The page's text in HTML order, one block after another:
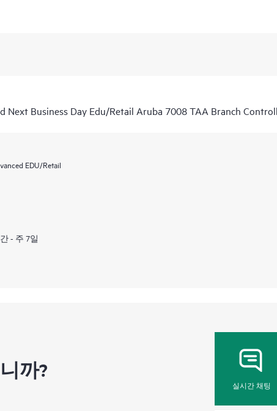
Next Business Day Edu/Retail Aruba 7008 TAA Branch
EDU/Retail
- 주 7일
까?
실시간 채팅